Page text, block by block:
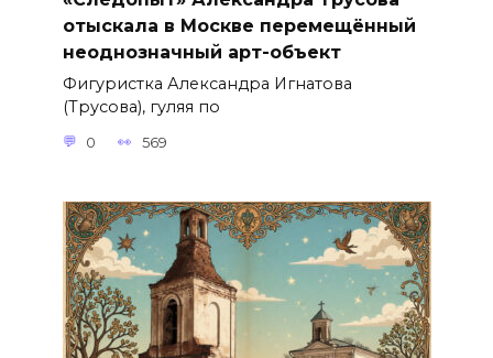
отыскала в Москве перемещённый
неоднозначный арт-объект
Фигуристка Александра Игнатова
(Трусова), гуляя по
0 569